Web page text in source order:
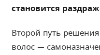
становится
Второй путь
волос —